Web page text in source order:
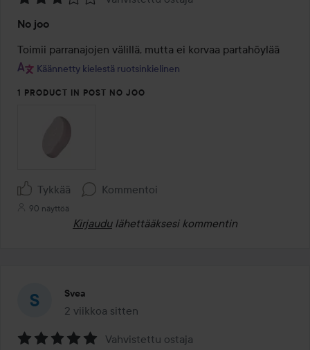
3
/
5
No joo
Toimii parranajojen välillä, mutta ei korvaa partahöylää
Käännetty kielestä ruotsinkielinen
1 PRODUCT IN POST NO JOO
Tykkää Kommentoi
90 näyttöä
Kirjaudu lähettääksesi kommentin
Svea
2 viikkoa sitten
Viesti luotiin 2 viikkoa sitten
Vahvistettu ostaja